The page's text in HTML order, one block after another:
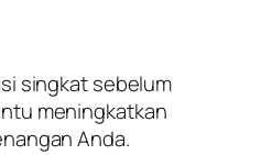
singkat sebelum
meningkatkan
Anda.